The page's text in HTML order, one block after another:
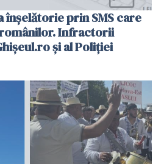
înșelătorie prin SMS care
Infractorii
și al Poliției